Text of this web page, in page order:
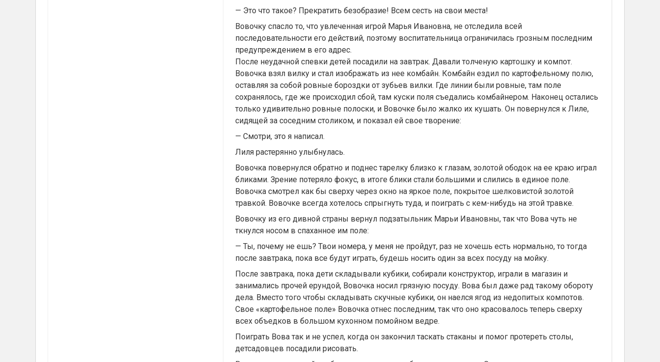
— Это что такое? Прекратить безобразие! Всем сесть на свои места!
Вовочку спасло то, что увлеченная игрой Марья Ивановна, не отследила всей
последовательности его действий, поэтому воспитательница ограничилась грозным последним
предупреждением в его адрес.
После неудачной спевки детей посадили на завтрак. Давали толченую картошку и компот.
Вовочка взял вилку и стал изображать из нее комбайн. Комбайн ездил по картофельному полю,
оставляя за собой ровные бороздки от зубьев вилки. Где линии были ровные, там поле
сохранялось, где же происходил сбой, там куски поля съедались комбайнером. Наконец остались
только удивительно ровные полоски, и Вовочке было жалко их кушать. Он повернулся к Лиле,
сидящей за соседним столиком, и показал ей свое творение:
— Смотри, это я написал.
Лиля растерянно улыбнулась.
Вовочка повернулся обратно и поднес тарелку близко к глазам, золотой ободок на ее краю играл
бликами. Зрение потеряло фокус, в итоге блики стали большими и слились в единое поле.
Вовочка смотрел как бы сверху через окно на яркое поле, покрытое шелковистой золотой
травкой. Вовочке всегда хотелось спрыгнуть туда, и поиграть с кем-нибудь на этой травке.
Вовочку из его дивной страны вернул подзатыльник Марьи Ивановны, так что Вова чуть не
ткнулся носом в спаханное им поле:
— Ты, почему не ешь? Твои номера, у меня не пройдут, раз не хочешь есть нормально, то тогда
после завтрака, пока все будут играть, будешь носить один за всех посуду на мойку.
После завтрака, пока дети складывали кубики, собирали конструктор, играли в магазин и
занимались прочей ерундой, Вовочка носил грязную посуду. Вова был даже рад такому обороту
дела. Вместо того чтобы складывать скучные кубики, он наелся ягод из недопитых компотов.
Свое «картофельное поле» Вовочка отнес последним, так что оно красовалось теперь сверху
всех объедков в большом кухонном помойном ведре.
Поиграть Вова так и не успел, когда он закончил таскать стаканы и помог протереть столы,
детсадовцев посадили рисовать.